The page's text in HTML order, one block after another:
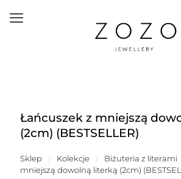
Łańcuszek z mniejszą
(2cm) (BESTSELLER)
Sklep / Kolekcje / Biżuteria z literami
mniejszą dowolną literką (2cm)